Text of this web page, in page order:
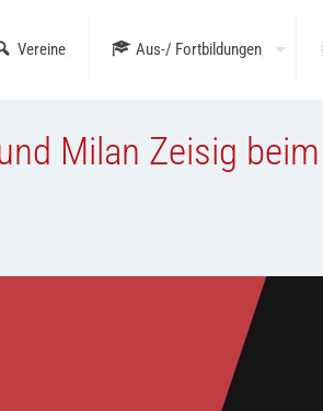
Vereine Aus-/ Fortbildungen
Milan Zeisig